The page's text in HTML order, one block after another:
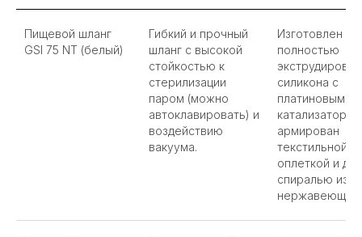
Пищевой шланг
GSI 75 NT (белый)
Гибкий и прочный
шланг с высокой
стойкостью к
стерилизации
паром (можно
автоклавировать) и
воздействию
вакуума.
Изготовлен из
полностью
силикона с
платиновым
армирован
текстильной
оплеткой и
спиралью из
нержавеющей